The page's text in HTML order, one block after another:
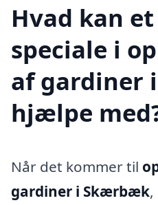
Hvad kan
speciale i
af gardiner
hjælpe
Når det kommer til
gardiner i Skærbæk,